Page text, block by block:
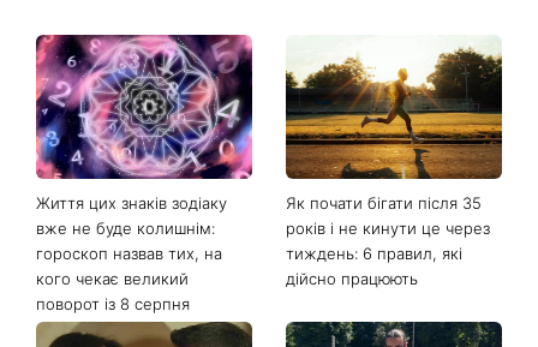
Життя цих знаків зодіаку
вже не буде колишнім:
гороскоп назвав тих, на
кого чекає великий
поворот із 8 серпня
Як почати бігати після 35
років і не кинути це через
тиждень: 6 правил, які
дійсно працюють